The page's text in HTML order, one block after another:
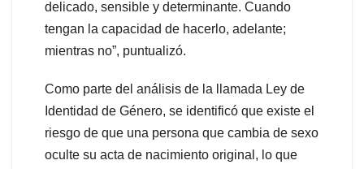
delicado, sensible y determinante. Cuando
tengan la capacidad de hacerlo, adelante;
mientras no”, puntualizó.
Como parte del análisis de la llamada Ley de
Identidad de Género, se identificó que existe el
riesgo de que una persona que cambia de sexo
oculte su acta de nacimiento original, lo que